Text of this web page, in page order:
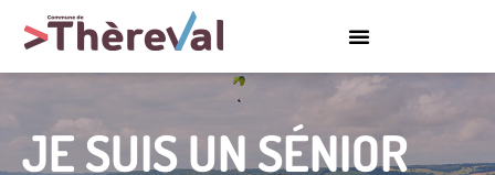
JE SUIS UN SÉNIOR